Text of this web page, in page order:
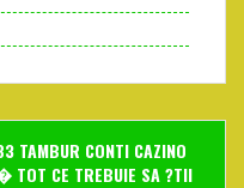
TAMBUR CONTI CAZINO
TOT CE TREBUIE SA ?TII